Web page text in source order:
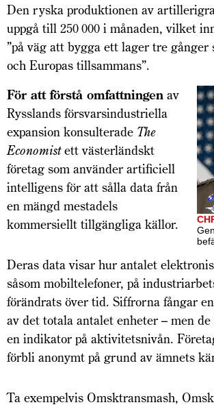
Den ryska produktionen av
uppgå till 250 000 i månaden, vilket
”på väg att bygga ett lager tre gånger
och Europas tillsammans”.
För att förstå omfattningen av
Rysslands försvarsindustriella
expansion konsulterade The
Economistett västerländskt
företag som använder artificiell
intelligens för att sålla data från
en mängd mestadels
kommersiellt tillgängliga källor.
Deras data visar hur antalet
såsom mobiltelefoner, på
förändrats över tid. Siffrorna fångar
av det totala antalet enheter – men
en indikator på aktivitetsnivån.
förbli anonymt på grund av ämnets
Ta exempelvis Omsktransmash, Omsk